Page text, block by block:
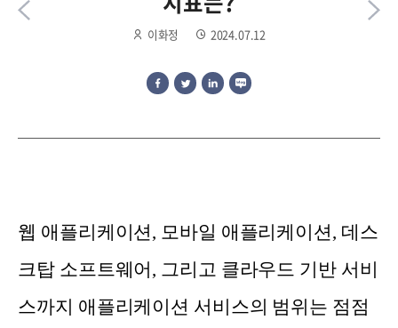
이화정 2024.07.12
웹 애플리케이션, 모바일 애플리케이션, 데스
크탑 소프트웨어, 그리고 클라우드 기반 서비
스까지 애플리케이션 서비스의 범위는 점점